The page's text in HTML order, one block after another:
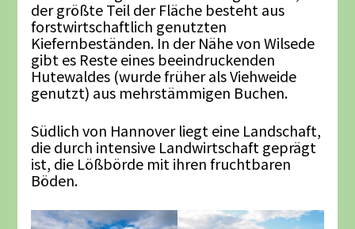
der größte Teil der Fläche besteht aus
forstwirtschaftlich genutzten
Kiefernbeständen. In der Nähe von Wilsede
gibt es Reste eines beeindruckenden
Hutewaldes (wurde früher als Viehweide
genutzt) aus mehrstämmigen Buchen.
Südlich von Hannover liegt eine Landschaft,
die durch intensive Landwirtschaft geprägt
ist, die Lößbörde mit ihren fruchtbaren
Böden.